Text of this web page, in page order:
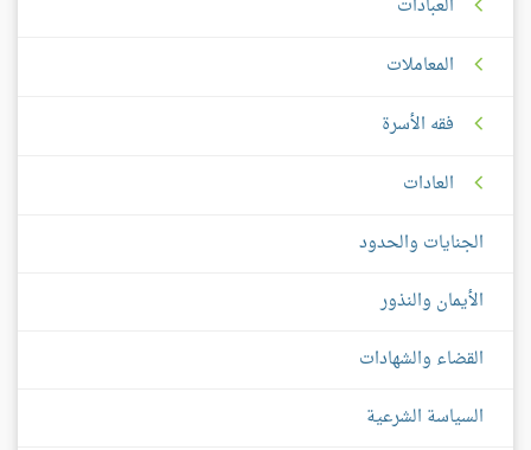
المعاملات
فقه الأسرة
العادات
الجنايات والحدود
الأيمان والنذور
القضاء والشهادات
السياسة الشرعية